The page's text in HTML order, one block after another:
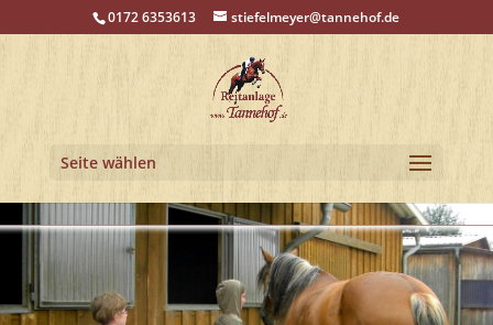
0172 6353613 stiefelmeyer@tannehof.de
Seite wählen